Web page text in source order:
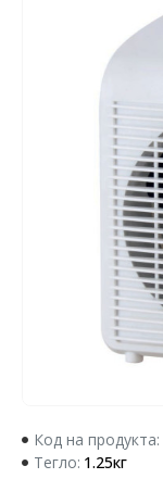
Код на продукта:
Тегло: 1.25кг